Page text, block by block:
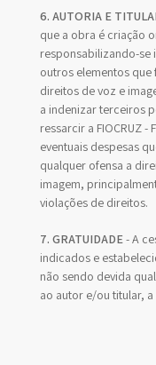
6. AUTORIA E
que a obra é criação
responsabilizando-se
outros elementos que
direitos de voz e
a indenizar terceiros
ressarcir a FIOCRUZ -
eventuais despesas
qualquer ofensa a
imagem,
violações de direitos.
7. GRATUIDADE- A
indicados e
não sendo devida
ao autor e/ou titular,